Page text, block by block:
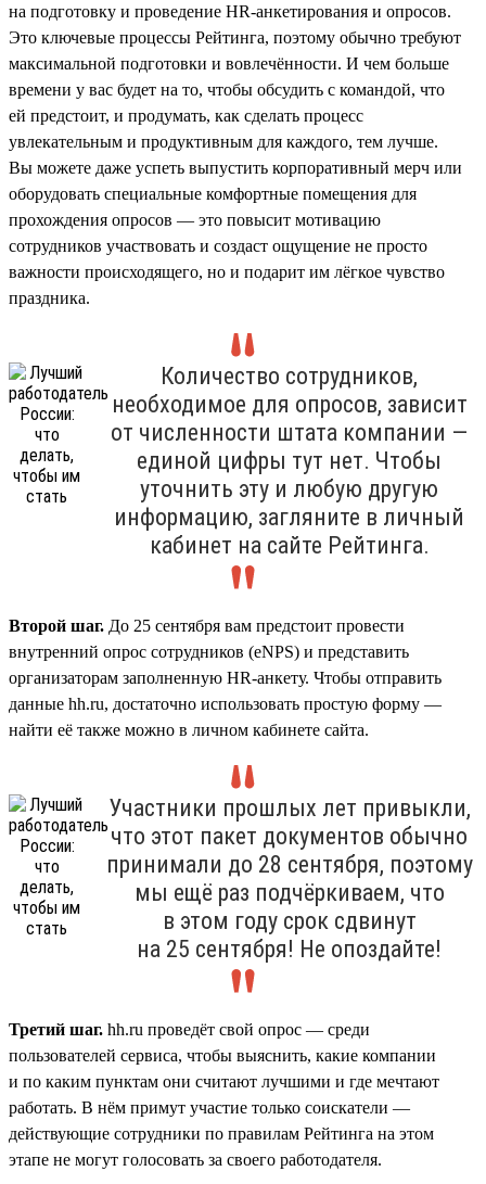
на подготовку и проведение HR-анкетирования и опросов.
Это ключевые процессы Рейтинга, поэтому обычно требуют
максимальной подготовки и вовлечённости. И чем больше
времени у вас будет на то, чтобы обсудить с командой, что
ей предстоит, и продумать, как сделать процесс
увлекательным и продуктивным для каждого, тем лучше.
Вы можете даже успеть выпустить корпоративный мерч или
оборудовать специальные комфортные помещения для
прохождения опросов — это повысит мотивацию
сотрудников участвовать и создаст ощущение не просто
важности происходящего, но и подарит им лёгкое чувство
праздника.
Количество сотрудников,
необходимое для опросов, зависит
от численности штата компании —
единой цифры тут нет. Чтобы
уточнить эту и любую другую
информацию, загляните в личный
кабинет на сайте Рейтинга.
Второй шаг. До 25 сентября вам предстоит провести
внутренний опрос сотрудников (eNPS) и представить
организаторам заполненную HR-анкету. Чтобы отправить
данные hh.ru, достаточно использовать простую форму —
найти её также можно в личном кабинете сайта.
Участники прошлых лет привыкли,
что этот пакет документов обычно
принимали до 28 сентября, поэтому
мы ещё раз подчёркиваем, что
в этом году срок сдвинут
на 25 сентября! Не опоздайте!
Третий шаг. hh.ru проведёт свой опрос — среди
пользователей сервиса, чтобы выяснить, какие компании
и по каким пунктам они считают лучшими и где мечтают
работать. В нём примут участие только соискатели —
действующие сотрудники по правилам Рейтинга на этом
этапе не могут голосовать за своего работодателя.